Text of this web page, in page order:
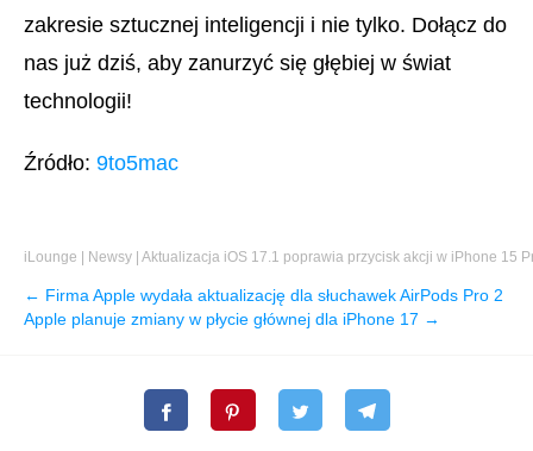
zakresie sztucznej inteligencji i nie tylko. Dołącz do
nas już dziś, aby zanurzyć się głębiej w świat
technologii!
Źródło: 9to5mac
iLounge Newsy Aktualizacja iOS 17.1 poprawia przycisk akcji w iPhone 15
← Firma Apple wydała aktualizację dla słuchawek AirPods Pro 2
Apple planuje zmiany w płycie głównej dla iPhone 17 →